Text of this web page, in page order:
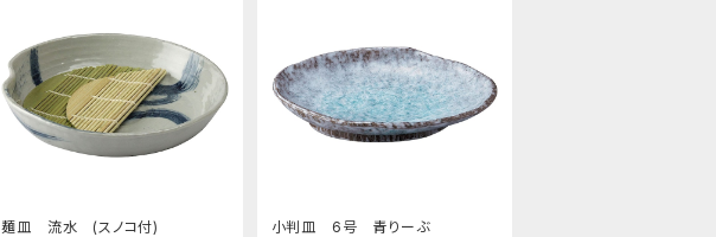
麺皿 流水 (スノコ付) 小判皿 6号 青りーぶ